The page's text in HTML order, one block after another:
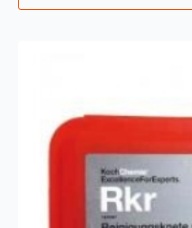
produktsiden